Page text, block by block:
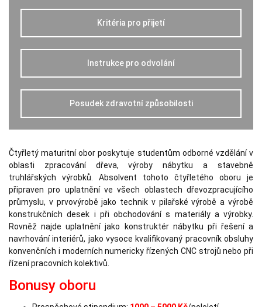
Kritéria pro přijetí
Instrukce pro odvolání
Posudek zdravotní způsobilosti
Čtyřletý maturitní obor poskytuje studentům odborné vzdělání v
oblasti zpracování dřeva, výroby nábytku a stavebně
truhlářských výrobků. Absolvent tohoto čtyřletého oboru je
připraven pro uplatnění ve všech oblastech dřevozpracujícího
průmyslu, v prvovýrobě jako technik v pilařské výrobě a výrobě
konstrukčních desek i při obchodování s materiály a výrobky.
Rovněž najde uplatnění jako konstruktér nábytku při řešení a
navrhování interiérů, jako vysoce kvalifikovaný pracovník obsluhy
konvenčních i moderních numericky řízených CNC strojů nebo při
řízení pracovních kolektivů.
Bonusy oboru
zkušenost
Aby naše
stránky
fungovaly při
vaší návštěvě
co nejlépe.
Pokud tyto
funkce z
webu zmizí.
Marketing
Sdílením svých
při návštěvě
našich stránek
zvyšujete šanci na
zobrazení